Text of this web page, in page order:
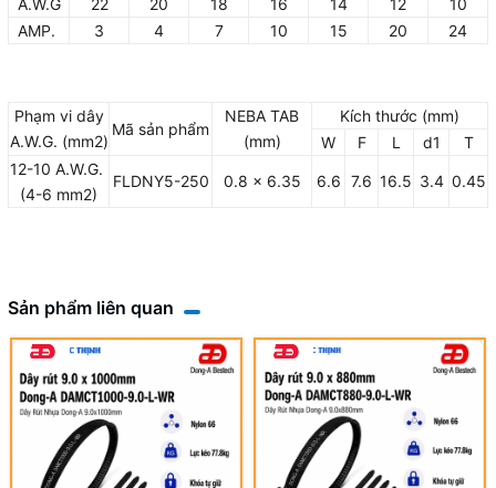
AMP.
3 4 7 10 15 20 24
Phạm vi dây
A.W.G. (mm2)
Mã sản phẩm
NEBA TAB
(mm)
Kích thước (mm)
W
F L d1
T
12-10 A.W.G.
(4-6 mm2)
FLDNY5-250 0.8 x 6.35 6.6 7.6 16.5 3.4 0.45
Sản phẩm liên quan